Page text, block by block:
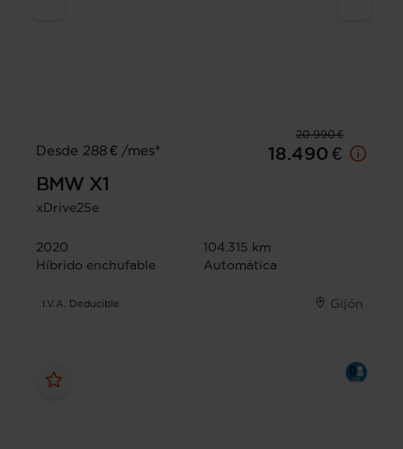
20.990 €
Desde 288 € /mes*
18.490 €
BMW X1
xDrive25e
2020
104.315 km
Híbrido enchufable
Automática
I.V.A. Deducible Gijón